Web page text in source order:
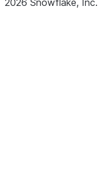
2026 Snowflake, Inc.